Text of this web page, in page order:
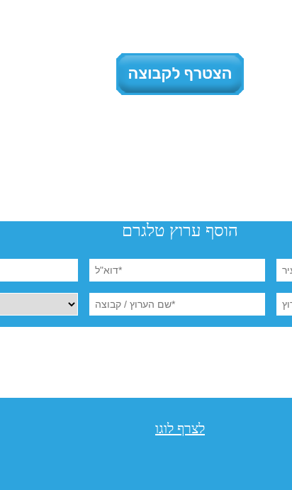
הוסף ערוץ טלגרם
לצרף לוגו